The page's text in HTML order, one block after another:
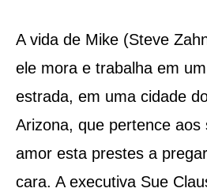
A vida de Mike (Steve
ele mora e trabalha em
estrada, em uma cidade
Arizona, que pertence aos
amor esta prestes a
cara. A executiva Sue